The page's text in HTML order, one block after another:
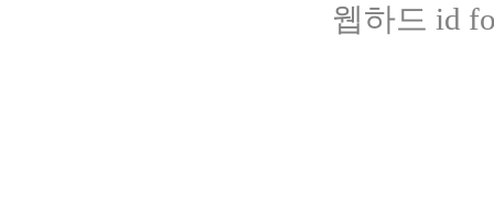
웹하드 id